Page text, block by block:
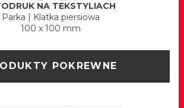
NA TEKSTYLIACH
Parka | Klatka piersiowa
100 x 100 mm
POKREWNE